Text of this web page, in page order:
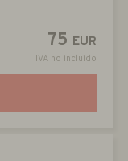
75 EUR
IVA no incluido